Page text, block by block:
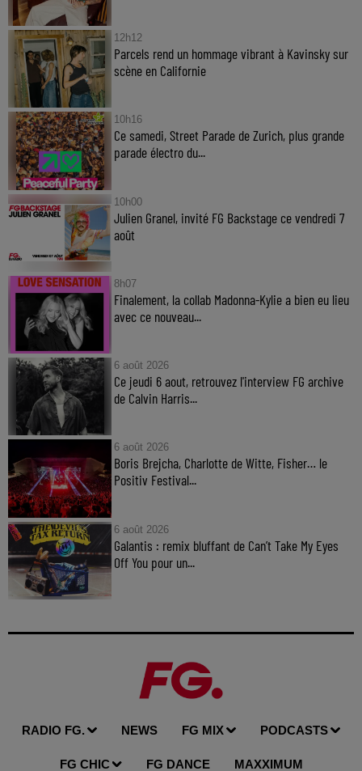
12h12
Parcels rend un hommage vibrant à Kavinsky sur
scène en Californie
10h16
Ce samedi, Street Parade de Zurich, plus grande
parade électro du...
10h00
Julien Granel, invité FG Backstage ce vendredi 7
août
8h07
Finalement, la collab Madonna-Kylie a bien eu lieu
avec ce nouveau...
6 août 2026
Ce jeudi 6 aout, retrouvez l'interview FG archive
de Calvin Harris...
6 août 2026
Boris Brejcha, Charlotte de Witte, Fisher… le
Positiv Festival...
6 août 2026
Galantis : remix bluffant de Can’t Take My Eyes
Off You pour un...
RADIO FG. NEWS FG MIX PODCASTS
FG CHIC FG DANCE MAXXIMUM